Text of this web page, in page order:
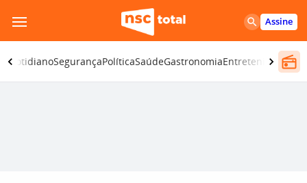
para
o
conteúdo
Assine
CotidianoSegurançaPolíticaSaúdeGastronomiaEntretenimento